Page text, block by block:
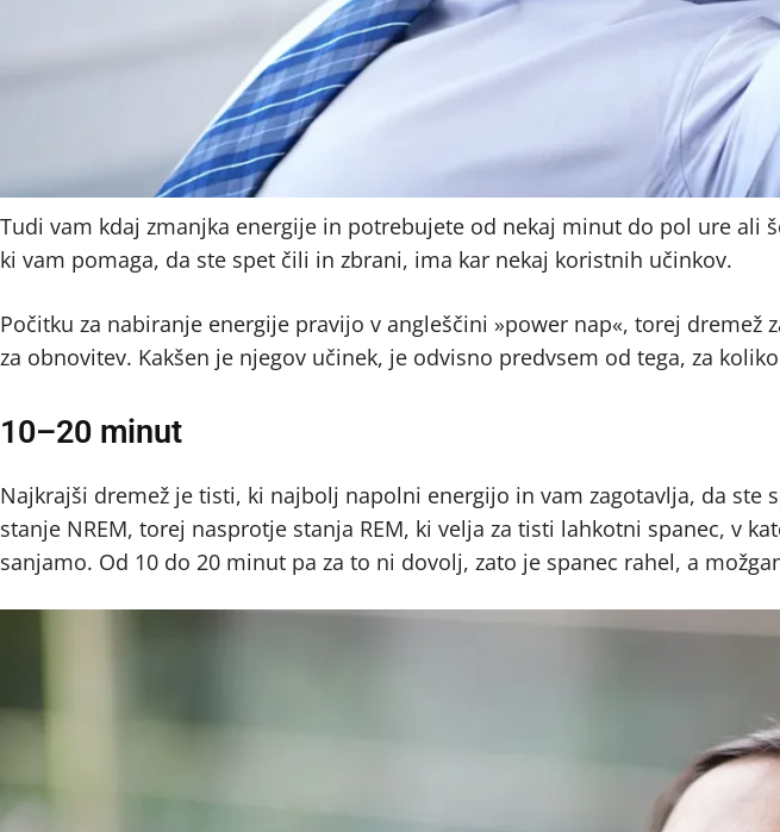
Tudi vam kdaj zmanjka energije in potrebujete od nekaj minut do pol ure ali
ki vam pomaga, da ste spet čili in zbrani, ima kar nekaj koristnih učinkov.
Počitku za nabiranje energije pravijo v angleščini »power nap«, torej dremež
za obnovitev. Kakšen je njegov učinek, je odvisno predvsem od tega, za
10–20 minut
Najkrajši dremež je tisti, ki najbolj napolni energijo in vam zagotavlja, da ste
stanje NREM, torej nasprotje stanja REM, ki velja za tisti lahkotni spanec, v
sanjamo. Od 10 do 20 minut pa za to ni dovolj, zato je spanec rahel, a